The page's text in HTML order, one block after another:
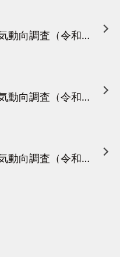
小規模企業景気動向調査（令和８年５月）結果について
小規模企業景気動向調査（令和８年４月）結果について
小規模企業景気動向調査（令和８年３月）結果について